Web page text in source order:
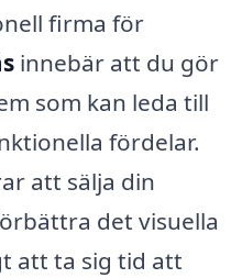
firma för
innebär att du gör
som kan leda till
fördelar.
att sälja din
det visuella
att ta sig tid att